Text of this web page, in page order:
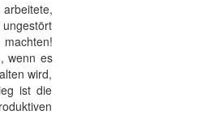
wenn es
wird,
ist die